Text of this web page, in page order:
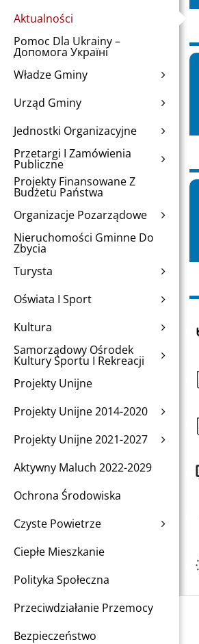
Aktualności
Pomoc Dla Ukrainy –
Допомога Україні
Władze Gminy
Urząd Gminy
Jednostki Organizacyjne
Przetargi I Zamówienia
Publiczne
Projekty Finansowane Z
Budżetu Państwa
Organizacje Pozarządowe
Nieruchomości Gminne Do
Zbycia
Turysta
Oświata I Sport
Kultura
Samorządowy Ośrodek
Kultury Sportu I Rekreacji
Projekty Unijne
Projekty Unijne 2014-2020
Projekty Unijne 2021-2027
Aktywny Maluch 2022-2029
Ochrona Środowiska
Czyste Powietrze
Ciepłe Mieszkanie
Polityka Społeczna
Przeciwdziałanie Przemocy
Bezpieczeństwo